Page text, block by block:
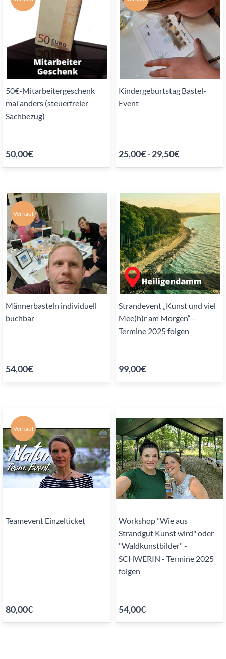
50€-Mitarbeitergeschenk
mal anders (steuerfreier
Sachbezug)
50,00€
Kindergeburtstag Bastel-
Event
25,00€-29,50€
Verkauf
Männerbasteln individuell
buchbar
54,00€
Strandevent „Kunst und viel
Mee(h)r am Morgen“ -
Termine 2025 folgen
99,00€
Verkauf
Teamevent Einzelticket
80,00€
Workshop "Wie aus
Strandgut Kunst wird" oder
"Waldkunstbilder" -
SCHWERIN - Termine 2025
folgen
54,00€